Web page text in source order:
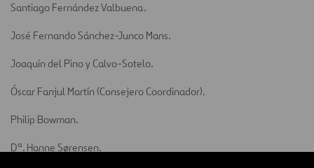
Santiago Fernández Valbuena.
José Fernando Sánchez-Junco Mans.
Joaquín del Pino y Calvo-Sotelo.
Óscar Fanjul Martín (Consejero Coordinador).
Philip Bowman.
Dª. Hanne Sørensen.